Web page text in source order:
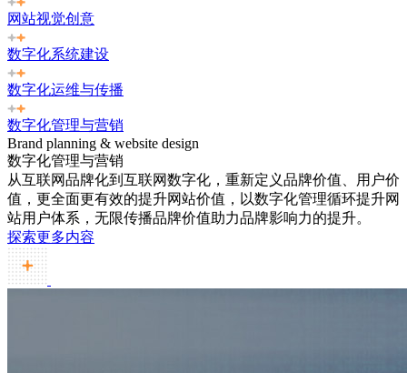
网站视觉创意
数字化系统建设
数字化运维与传播
数字化管理与营销
Brand planning & website design
数字化管理与营销
从互联网品牌化到互联网数字化，重新定义品牌价值、用户价
值，更全面更有效的提升网站价值，以数字化管理循环提升网
站用户体系，无限传播品牌价值助力品牌影响力的提升。
探索更多内容